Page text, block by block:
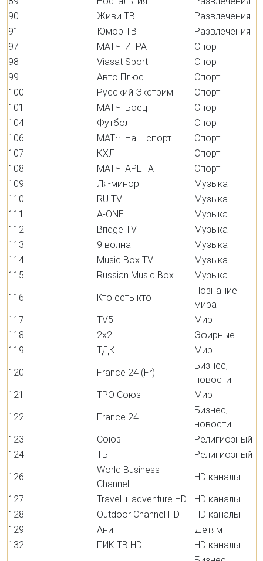
90
Живи ТВ
Развлечения
91
Юмор ТВ
Развлечения
97
МАТЧ! ИГРА
Спорт
98
Viasat Sport
Спорт
99
Авто Плюс
Спорт
100
Русский Экстрим
Спорт
101
МАТЧ! Боец
Спорт
104
Футбол
Спорт
106
МАТЧ! Наш спорт
Спорт
107
КХЛ
Спорт
108
МАТЧ! АРЕНА
Спорт
109
Ля-минор
Музыка
110
RU TV
Музыка
111
A-ONE
Музыка
112
Bridge TV
Музыка
113
9 волна
Музыка
114
Music Box TV
Музыка
115
Russian Music Box
Музыка
116
Кто есть кто
Познание
мира
117
TV5
Мир
118
2x2
Эфирные
119
ТДК
Мир
120
France 24 (Fr)
Бизнес,
новости
121
ТРО Союз
Мир
122
France 24
Бизнес,
новости
123
Союз
Религиозный
124
ТБН
Религиозный
126
World Business
Channel
HD каналы
127
Travel + adventure HD
HD каналы
128
Outdoor Channel HD
HD каналы
129
Ани
Детям
132
ПИК ТВ HD
HD каналы